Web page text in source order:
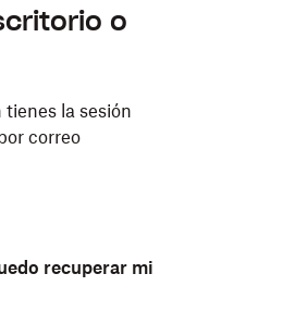
o
la sesión
correo
recuperar mi